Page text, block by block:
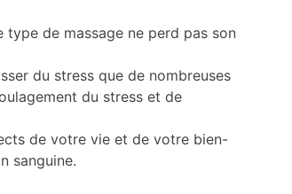
de massage ne perd pas son
du stress que de nombreuses
du stress et de
de votre vie et de votre bien-
sanguine.